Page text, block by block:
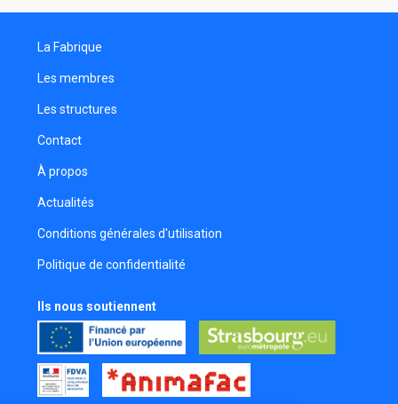
La Fabrique
Les membres
Les structures
Contact
À propos
Actualités
Conditions générales d'utilisation
Politique de confidentialité
Ils nous soutiennent